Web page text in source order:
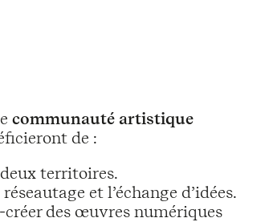
communauté artistique
de :
territoires.
et l’échange d’idées.
des œuvres numériques